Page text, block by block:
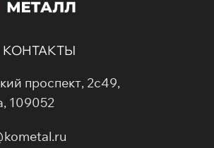
проспект, 2с49,
109052